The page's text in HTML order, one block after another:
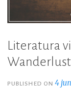
Literatura
Wanderlust
PUBLISHED ON4